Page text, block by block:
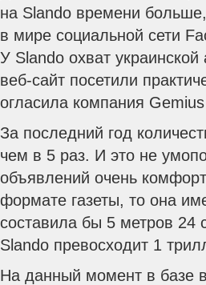
на Slando времени
в мире социальной сети
У Slando охват
веб-сайт посетили
огласила компания
За последний год
чем в 5 раз. И это не
объявлений очень
формате газеты, то она
составила бы 5 метров 24
Slando превосходит 1
На данный момент в базе